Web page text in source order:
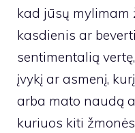
kad jūsų mylimam
kasdienis ar
sentimentalią
įvykį ar asmenį,
arba mato naudą
kuriuos kiti